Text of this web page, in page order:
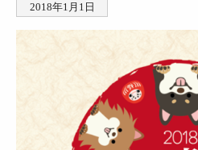
2018年1月1日